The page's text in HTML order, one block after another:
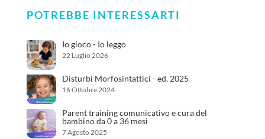
POTREBBE INTERESSARTI
Io gioco - Io leggo
22 Luglio 2026
Disturbi Morfosintattici - ed. 2025
16 Ottobre 2024
Parent training comunicativo e cura del
bambino da 0 a 36 mesi
7 Agosto 2025